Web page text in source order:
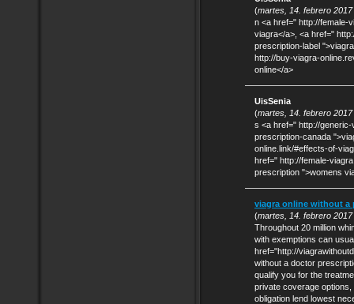
(martes, 14. febrero 2017
n <a href=" http://female-
viagra</a>, <a href="
prescription-label
http://buy-viagra-
online</a>
UisSenia
(martes, 14. febrero 2017
s <a href=" http://
prescription-canada
online.link/#effects-of-
href=" http://female-
prescription ">womens
viagra online without a
(martes, 14. febrero 2017
Throughout 20 million
with exemptions can
href="http://
without a doctor
qualify you for the
private coverage
obligation lend lowest